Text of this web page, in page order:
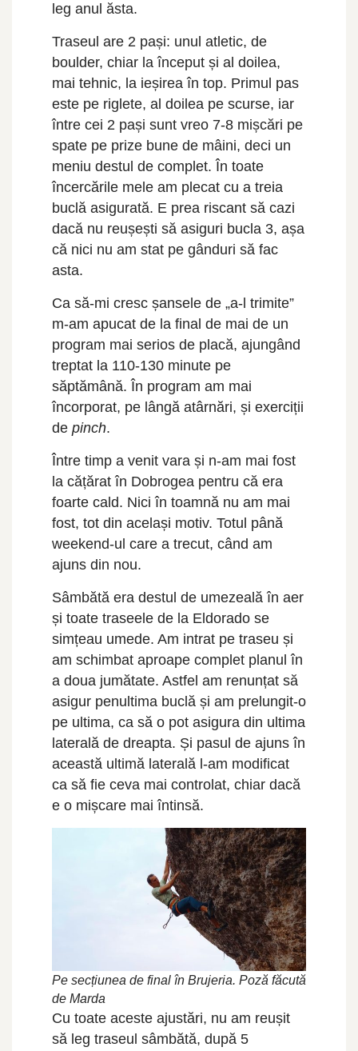
leg anul ăsta.
Traseul are 2 pași: unul atletic, de
boulder, chiar la început și al doilea,
mai tehnic, la ieșirea în top. Primul pas
este pe riglete, al doilea pe scurse, iar
între cei 2 pași sunt vreo 7-8 mișcări pe
spate pe prize bune de mâini, deci un
meniu destul de complet. În toate
încercările mele am plecat cu a treia
buclă asigurată. E prea riscant să cazi
dacă nu reușești să asiguri bucla 3, așa
că nici nu am stat pe gânduri să fac
asta.
Ca să-mi cresc șansele de „a-l trimite”
m-am apucat de la final de mai de un
program mai serios de placă, ajungând
treptat la 110-130 minute pe
săptămână. În program am mai
încorporat, pe lângă atârnări, și exerciții
de pinch.
Între timp a venit vara și n-am mai fost
la cățărat în Dobrogea pentru că era
foarte cald. Nici în toamnă nu am mai
fost, tot din același motiv. Totul până
weekend-ul care a trecut, când am
ajuns din nou.
Sâmbătă era destul de umezeală în aer
și toate traseele de la Eldorado se
simțeau umede. Am intrat pe traseu și
am schimbat aproape complet planul în
a doua jumătate. Astfel am renunțat să
asigur penultima buclă și am prelungit-o
pe ultima, ca să o pot asigura din ultima
laterală de dreapta. Și pasul de ajuns în
această ultimă laterală l-am modificat
ca să fie ceva mai controlat, chiar dacă
e o mișcare mai întinsă.
Pe secțiunea de final în Brujeria. Poză făcută
de Marda
Cu toate aceste ajustări, nu am reușit
să leg traseul sâmbătă, după 5